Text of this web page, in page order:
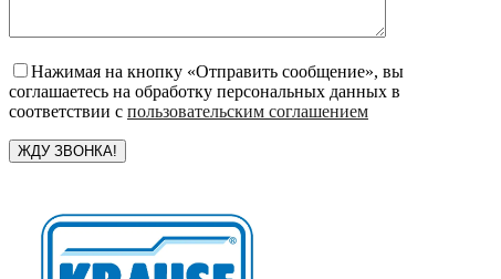
Нажимая на кнопку «Отправить сообщение», вы
соглашаетесь на обработку персональных данных в
соответствии с пользовательским соглашением